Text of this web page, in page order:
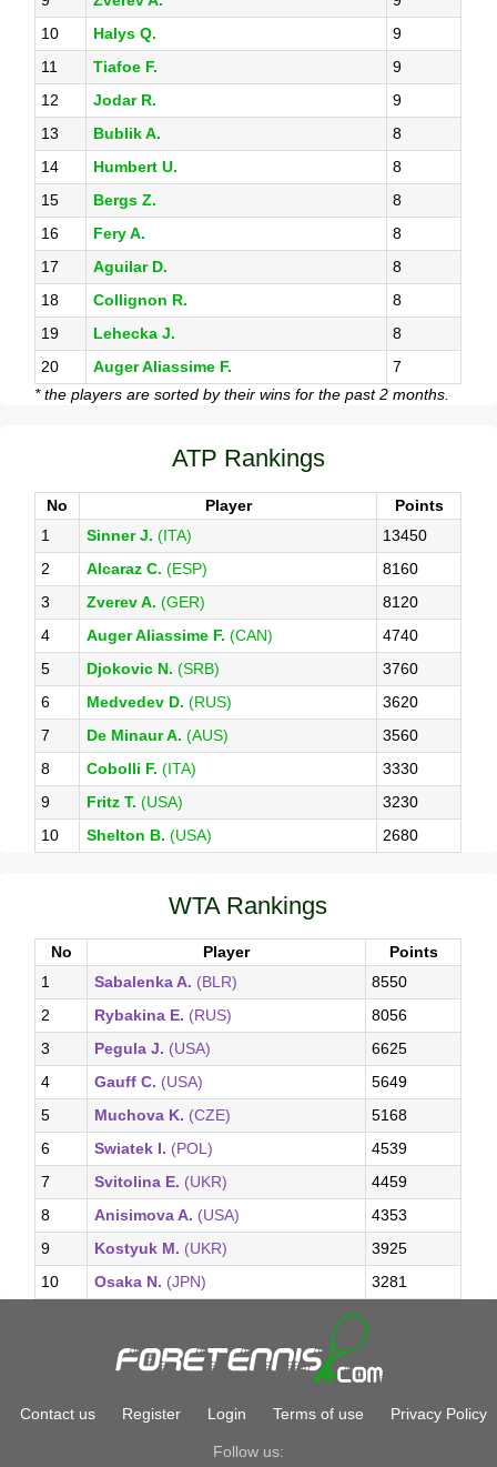
10
Halys Q.
9
11
Tiafoe F.
9
12
Jodar R.
9
13
Bublik A.
8
14
Humbert U.
8
15
Bergs Z.
8
16
Fery A.
8
17
Aguilar D.
8
18
Collignon R.
8
19
Lehecka J.
8
20
Auger Aliassime F.
7
* the players are sorted by their wins for the past 2 months.
ATP Rankings
No Player
Points
1
Sinner J. (ITA)
13450
2
Alcaraz C. (ESP)
8160
3
Zverev A. (GER)
8120
4
Auger Aliassime F. (CAN)
4740
5
Djokovic N. (SRB)
3760
6
Medvedev D. (RUS)
3620
7
De Minaur A. (AUS)
3560
8
Cobolli F. (ITA)
3330
9
Fritz T. (USA)
3230
10
Shelton B. (USA) 2680
WTA Rankings
No Player
Points
1
Sabalenka A. (BLR)
8550
2
Rybakina E. (RUS)
8056
3
Pegula J. (USA)
6625
4
Gauff C. (USA)
5649
5
Muchova K. (CZE)
5168
6
Swiatek I. (POL)
4539
7
Svitolina E. (UKR)
4459
8
Anisimova A. (USA)
4353
9
Kostyuk M. (UKR)
3925
10
Osaka N. (JPN) 3281
Contact us Register Login Terms of use Privacy Policy
Follow us: